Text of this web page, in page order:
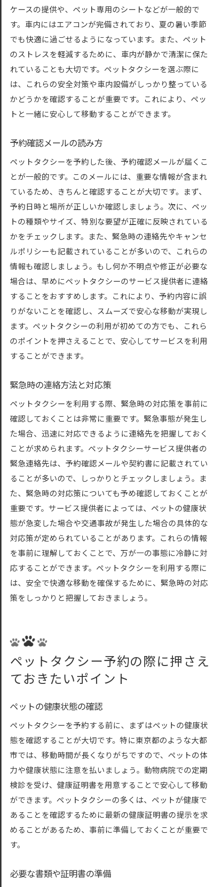
ケースの提供や、ペット専用のシートなどが一般的で
す。車内にはエアコンが完備されており、夏の暑い季節
でも快適に過ごせるようになっています。また、ペット
のストレスを軽減するために、車内が静かで清潔に保た
れていることも大切です。ペットタクシーを選ぶ際に
は、これらの安全対策や車内設備がしっかり整っている
かどうかを確認することが重要です。これにより、ペッ
トと一緒に安心して移動することができます。
予約確認メールの読み方
ペットタクシーを予約した後、予約確認メールが届くこ
とが一般的です。このメールには、重要な情報が含まれ
ているため、きちんと確認することが大切です。まず、
予約日時と場所が正しいか確認しましょう。次に、ペッ
トの種類やサイズ、特別な要望が正確に反映されている
かをチェックします。また、緊急時の連絡先やキャンセ
ルポリシーも記載されていることが多いので、これらの
情報も確認しましょう。もし何か不明点や修正が必要な
場合は、早めにペットタクシーのサービス提供者に連絡
することをおすすめします。これにより、予約内容に誤
りがないことを確認し、スムーズで安心な移動が実現し
ます。ペットタクシーの利用が初めての方でも、これら
のポイントを押さえることで、安心してサービスを利用
することができます。
緊急時の連絡方法と対応策
ペットタクシーを利用する際、緊急時の対応策を事前に
確認しておくことは非常に重要です。緊急事態が発生し
た場合、迅速に対応できるように連絡先を把握しておく
ことが求められます。ペットタクシーサービス提供者の
緊急連絡先は、予約確認メールや契約書に記載されてい
ることが多いので、しっかりとチェックしましょう。ま
た、緊急時の対応策についても予め確認しておくことが
重要です。サービス提供者によっては、ペットの健康状
態が急変した場合や交通事故が発生した場合の具体的な
対応策が定められていることがあります。これらの情報
を事前に理解しておくことで、万が一の事態に冷静に対
応することができます。ペットタクシーを利用する際に
は、安全で快適な移動を確保するために、緊急時の対応
策をしっかりと把握しておきましょう。
ペットタクシー予約の際に押さえ
ておきたいポイント
ペットの健康状態の確認
ペットタクシーを予約する前に、まずはペットの健康状
態を確認することが大切です。特に東京都のような大都
市では、移動時間が長くなりがちですので、ペットの体
力や健康状態に注意を払いましょう。動物病院での定期
検診を受け、健康証明書を用意することで安心して移動
ができます。ペットタクシーの多くは、ペットが健康で
あることを確認するために最新の健康証明書の提示を求
めることがあるため、事前に準備しておくことが重要で
す。
必要な書類や証明書の準備